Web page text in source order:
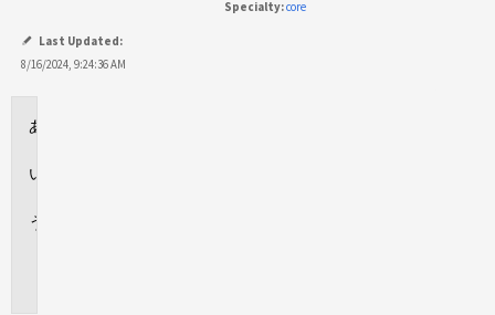
Specialty:core
Last Updated:
8/16/2024, 9:24:36 AM